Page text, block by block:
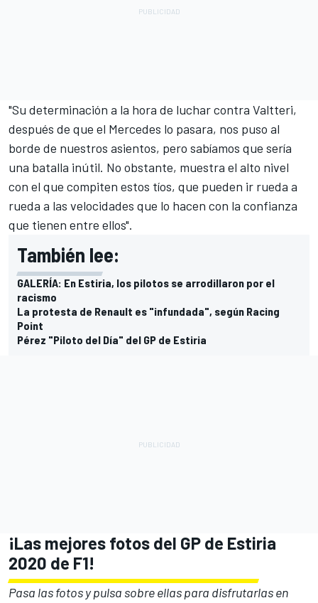
"Su determinación a la hora de luchar contra Valtteri,
después de que el Mercedes lo pasara, nos puso al
borde de nuestros asientos, pero sabíamos que sería
una batalla inútil. No obstante, muestra el alto nivel
con el que compiten estos tíos, que pueden ir rueda a
rueda a las velocidades que lo hacen con la confianza
que tienen entre ellos".
También lee:
GALERÍA: En Estiria, los pilotos se arrodillaron por el
racismo
La protesta de Renault es "infundada", según Racing
Point
Pérez "Piloto del Día" del GP de Estiria
¡Las mejores fotos del GP de Estiria
2020 de F1!
Pasa las fotos y pulsa sobre ellas para disfrutarlas en